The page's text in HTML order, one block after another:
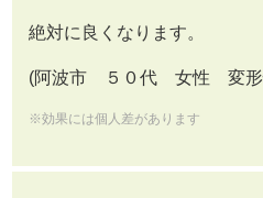
絶対に良くなります。
(阿波市 ５０代 女性 変形
※効果には個人差があります